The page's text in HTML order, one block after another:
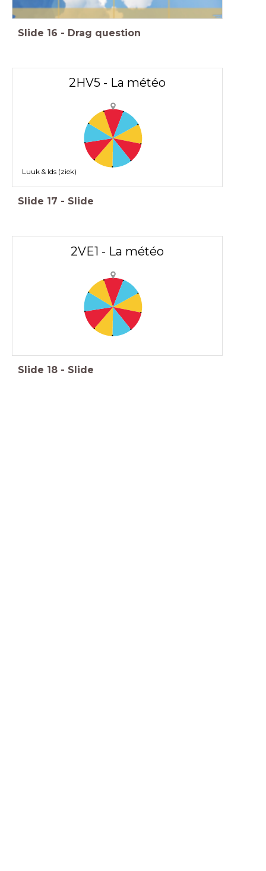
Slide 16 - Drag question
2HV5 - La météo
Luuk & Ids (ziek)
Slide 17 - Slide
2VE1 - La météo
Slide 18 - Slide